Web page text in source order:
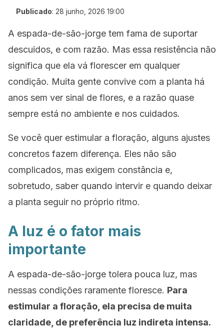
Publicado: 28 junho, 2026 19:00
A espada-de-são-jorge tem fama de suportar
descuidos, e com razão. Mas essa resistência não
significa que ela vá florescer em qualquer
condição. Muita gente convive com a planta há
anos sem ver sinal de flores, e a razão quase
sempre está no ambiente e nos cuidados.
Se você quer estimular a floração, alguns ajustes
concretos fazem diferença. Eles não são
complicados, mas exigem constância e,
sobretudo, saber quando intervir e quando deixar
a planta seguir no próprio ritmo.
A luz é o fator mais
importante
A espada-de-são-jorge tolera pouca luz, mas
nessas condições raramente floresce. Para
estimular a floração, ela precisa de muita
claridade, de preferência luz indireta intensa.